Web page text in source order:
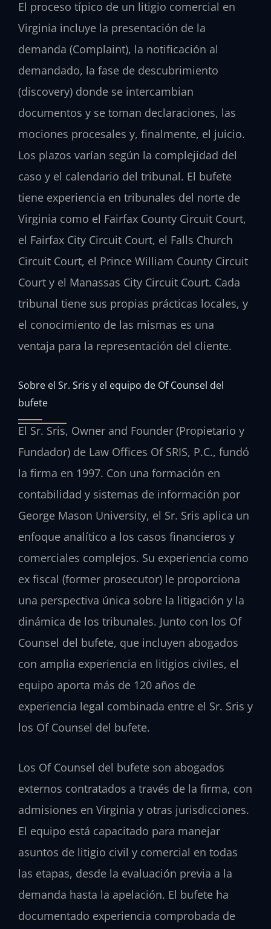
El proceso típico de un litigio comercial en
Virginia incluye la presentación de la
demanda (Complaint), la notificación al
demandado, la fase de descubrimiento
(discovery) donde se intercambian
documentos y se toman declaraciones, las
mociones procesales y, finalmente, el juicio.
Los plazos varían según la complejidad del
caso y el calendario del tribunal. El bufete
tiene experiencia en tribunales del norte de
Virginia como el Fairfax County Circuit Court,
el Fairfax City Circuit Court, el Falls Church
Circuit Court, el Prince William County Circuit
Court y el Manassas City Circuit Court. Cada
tribunal tiene sus propias prácticas locales, y
el conocimiento de las mismas es una
ventaja para la representación del cliente.
Sobre el Sr. Sris y el equipo de Of Counsel del
bufete
El Sr. Sris, Owner and Founder (Propietario y
Fundador) de Law Offices Of SRIS, P.C., fundó
la firma en 1997. Con una formación en
contabilidad y sistemas de información por
George Mason University, el Sr. Sris aplica un
enfoque analítico a los casos financieros y
comerciales complejos. Su experiencia como
ex fiscal (former prosecutor) le proporciona
una perspectiva única sobre la litigación y la
dinámica de los tribunales. Junto con los Of
Counsel del bufete, que incluyen abogados
con amplia experiencia en litigios civiles, el
equipo aporta más de 120 años de
experiencia legal combinada entre el Sr. Sris y
los Of Counsel del bufete.
Los Of Counsel del bufete son abogados
externos contratados a través de la firma, con
admisiones en Virginia y otras jurisdicciones.
El equipo está capacitado para manejar
asuntos de litigio civil y comercial en todas
las etapas, desde la evaluación previa a la
demanda hasta la apelación. El bufete ha
documentado experiencia comprobada de